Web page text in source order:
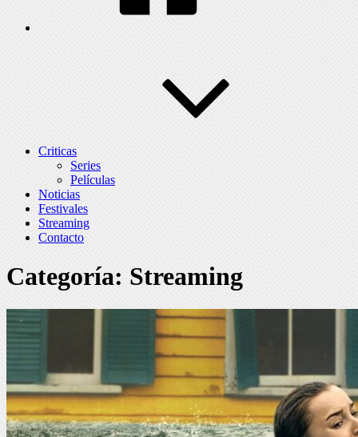
Criticas
Series
Películas
Noticias
Festivales
Streaming
Contacto
Categoría: Streaming